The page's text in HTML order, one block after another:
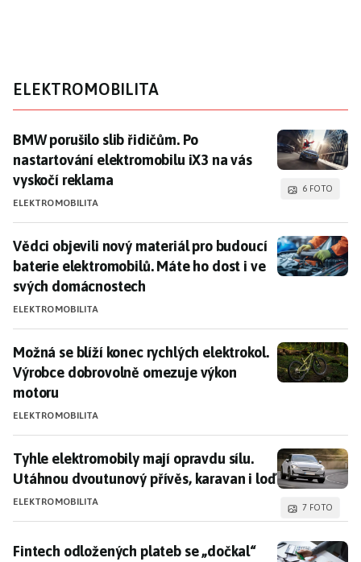
ELEKTROMOBILITA
BMW porušilo slib řidičům. Po nastartování
BMW porušilo slib řidičům. Po
nastartování elektromobilu iX3 na vás
vyskočí reklama
ELEKTROMOBILITA
6 FOTO
Vědci objevili nový materiál pro budoucí baterie
Vědci objevili nový materiál pro budoucí
baterie elektromobilů. Máte ho dost i ve
svých domácnostech
ELEKTROMOBILITA
Možná se blíží konec rychlých elektrokol. Výrobce
Možná se blíží konec rychlých elektrokol.
Výrobce dobrovolně omezuje výkon
motoru
ELEKTROMOBILITA
Tyhle elektromobily mají opravdu sílu. Utáhnou
Tyhle elektromobily mají opravdu sílu.
Utáhnou dvoutunový přívěs, karavan i loď
ELEKTROMOBILITA 7 FOTO
Fintech odložených plateb se „dočkal“ regulace.
Fintech odložených plateb se „dočkal“